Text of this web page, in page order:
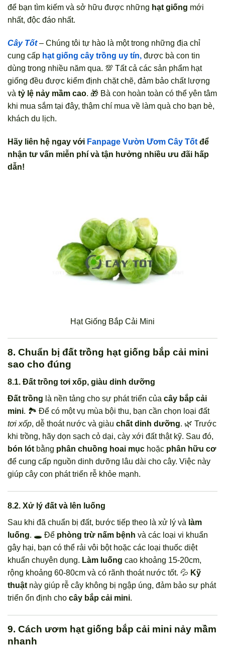
để bạn tìm kiếm và sở hữu được những hạt giống mới
nhất, độc đáo nhất.
Cây Tốt– Chúng tôi tự hào là một trong những địa chỉ
cung cấp hạt giống cây trồng uy tín, được bà con tin
dùng trong nhiều năm qua. 💯 Tất cả các sản phẩm hạt
giống đều được kiểm định chặt chẽ, đảm bảo chất lượng
và tỷ lệ nảy mầm cao. 🎁 Bà con hoàn toàn có thể yên tâm
khi mua sắm tại đây, thậm chí mua về làm quà cho bạn bè,
khách du lịch.
Hãy liên hệ ngay với Fanpage Vườn Ươm Cây Tốt để
nhận tư vấn miễn phí và tận hưởng nhiều ưu đãi hấp
dẫn!
Hạt Giống Bắp Cải Mini
8. Chuẩn bị đất trồng hạt giống bắp cải mini
sao cho đúng
8.1. Đất trồng tơi xốp, giàu dinh dưỡng
Đất trồng là nền tảng cho sự phát triển của cây bắp cải
mini. 🏞️ Để có một vụ mùa bội thu, bạn cần chọn loại đất
tơi xốp, dễ thoát nước và giàu chất dinh dưỡng. 🌿 Trước
khi trồng, hãy dọn sạch cỏ dại, cày xới đất thật kỹ. Sau đó,
bón lót bằng phân chuồng hoai mục hoặc phân hữu cơ
để cung cấp nguồn dinh dưỡng lâu dài cho cây. Việc này
giúp cây con phát triển rễ khỏe mạnh.
8.2. Xử lý đất và lên luống
Sau khi đã chuẩn bị đất, bước tiếp theo là xử lý và làm
luống. 🕳️ Để phòng trừ nấm bệnh và các loại vi khuẩn
gây hại, bạn có thể rải vôi bột hoặc các loại thuốc diệt
khuẩn chuyên dụng. Làm luống cao khoảng 15-20cm,
rộng khoảng 60-80cm và có rãnh thoát nước tốt. 💦 Kỹ
thuật này giúp rễ cây không bị ngập úng, đảm bảo sự phát
triển ổn định cho cây bắp cải mini.
9. Cách ươm hạt giống bắp cải mini nảy mầm
nhanh